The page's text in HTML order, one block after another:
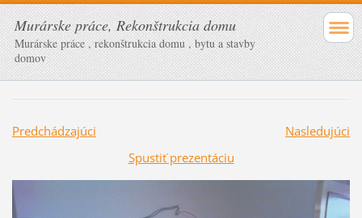
Murárske práce, Rekonštrukcia domu
Murárske práce , rekonštrukcia domu , bytu a stavby
domov
Predchádzajúci
Nasledujúci
Spustiť prezentáciu